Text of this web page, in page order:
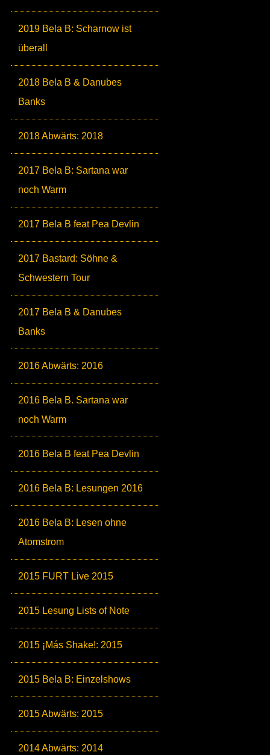
2019 Bela B: Scharnow ist
überall
2018 Bela B & Danubes
Banks
2018 Abwärts: 2018
2017 Bela B: Sartana war
noch Warm
2017 Bela B feat Pea Devlin
2017 Bastard: Söhne &
Schwestern Tour
2017 Bela B & Danubes
Banks
2016 Abwärts: 2016
2016 Bela B. Sartana war
noch Warm
2016 Bela B feat Pea Devlin
2016 Bela B: Lesungen 2016
2016 Bela B: Lesen ohne
Atomstrom
2015 FURT Live 2015
2015 Lesung Lists of Note
2015 ¡Más Shake!: 2015
2015 Bela B: Einzelshows
2015 Abwärts: 2015
2014 Abwärts: 2014